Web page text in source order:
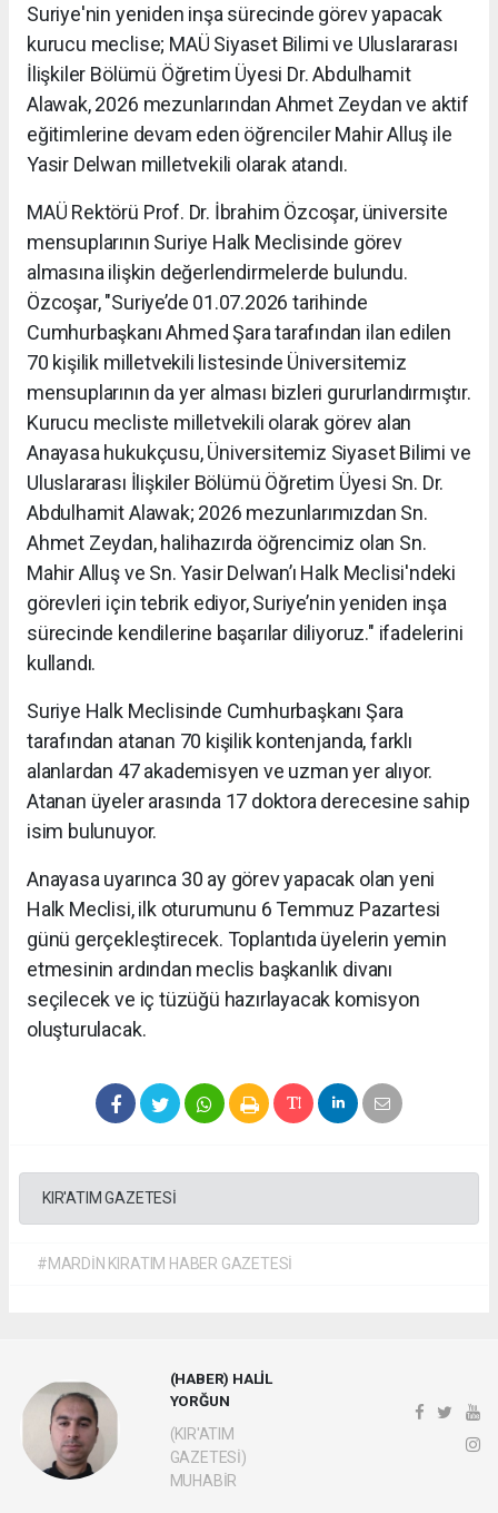
Suriye'nin yeniden inşa sürecinde görev yapacak
kurucu meclise; MAÜ Siyaset Bilimi ve Uluslararası
İlişkiler Bölümü Öğretim Üyesi Dr. Abdulhamit
Alawak, 2026 mezunlarından Ahmet Zeydan ve aktif
eğitimlerine devam eden öğrenciler Mahir Alluş ile
Yasir Delwan milletvekili olarak atandı.
MAÜ Rektörü Prof. Dr. İbrahim Özcoşar, üniversite
mensuplarının Suriye Halk Meclisinde görev
almasına ilişkin değerlendirmelerde bulundu.
Özcoşar, "Suriye’de 01.07.2026 tarihinde
Cumhurbaşkanı Ahmed Şara tarafından ilan edilen
70 kişilik milletvekili listesinde Üniversitemiz
mensuplarının da yer alması bizleri gururlandırmıştır.
Kurucu mecliste milletvekili olarak görev alan
Anayasa hukukçusu, Üniversitemiz Siyaset Bilimi ve
Uluslararası İlişkiler Bölümü Öğretim Üyesi Sn. Dr.
Abdulhamit Alawak; 2026 mezunlarımızdan Sn.
Ahmet Zeydan, halihazırda öğrencimiz olan Sn.
Mahir Alluş ve Sn. Yasir Delwan’ı Halk Meclisi'ndeki
görevleri için tebrik ediyor, Suriye’nin yeniden inşa
sürecinde kendilerine başarılar diliyoruz." ifadelerini
kullandı.
Suriye Halk Meclisinde Cumhurbaşkanı Şara
tarafından atanan 70 kişilik kontenjanda, farklı
alanlardan 47 akademisyen ve uzman yer alıyor.
Atanan üyeler arasında 17 doktora derecesine sahip
isim bulunuyor.
Anayasa uyarınca 30 ay görev yapacak olan yeni
Halk Meclisi, ilk oturumunu 6 Temmuz Pazartesi
günü gerçekleştirecek. Toplantıda üyelerin yemin
etmesinin ardından meclis başkanlık divanı
seçilecek ve iç tüzüğü hazırlayacak komisyon
oluşturulacak.
KIR'ATIM GAZETESİ
#MARDİN KIRATIM HABER GAZETESİ
(HABER) HALİL
YORĞUN
(KIR'ATIM
GAZETESİ)
MUHABİR